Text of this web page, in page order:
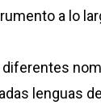
a lo
diferentes
lenguas